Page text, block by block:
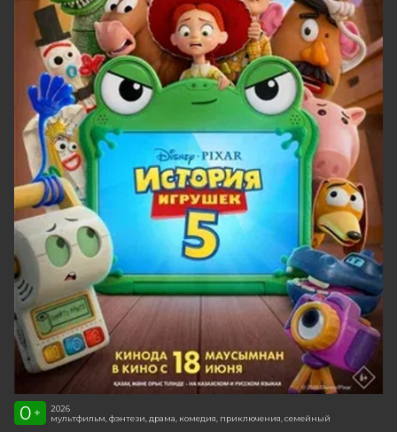
0 +
2026
мультфильм, фэнтези, драма, комедия, приключения, семейный